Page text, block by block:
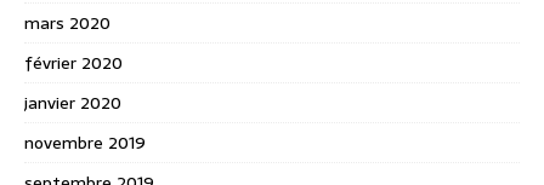
mars 2020
février 2020
janvier 2020
novembre 2019